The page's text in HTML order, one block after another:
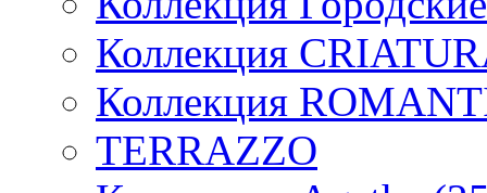
Коллекция
Коллекция
TERRAZZO